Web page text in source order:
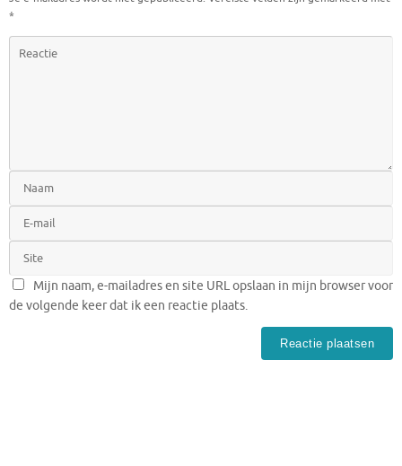
*
Mijn naam, e-mailadres en site URL opslaan in mijn browser voor
de volgende keer dat ik een reactie plaats.